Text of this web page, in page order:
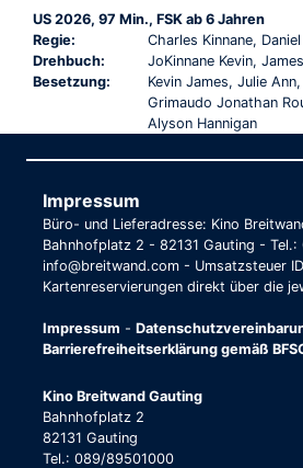
US 2026, 97 Min., FSK ab 6 Jahren
Regie:
Charles Kinnane, Daniel
Drehbuch:
JoKinnane Kevin,
Besetzung:
Kevin James, Julie
Grimaudo Jonathan
Alyson Hannigan
Impressum
Büro- und Lieferadresse: Kino
Bahnhofplatz 2 - 82131 Gauting -
info@breitwand.com - Umsatzsteuer
Kartenreservierungen direkt über die
Impressum -
Barrierefreiheitserklärung gemäß
Kino Breitwand Gauting
Bahnhofplatz 2
82131 Gauting
Tel.: 089/89501000